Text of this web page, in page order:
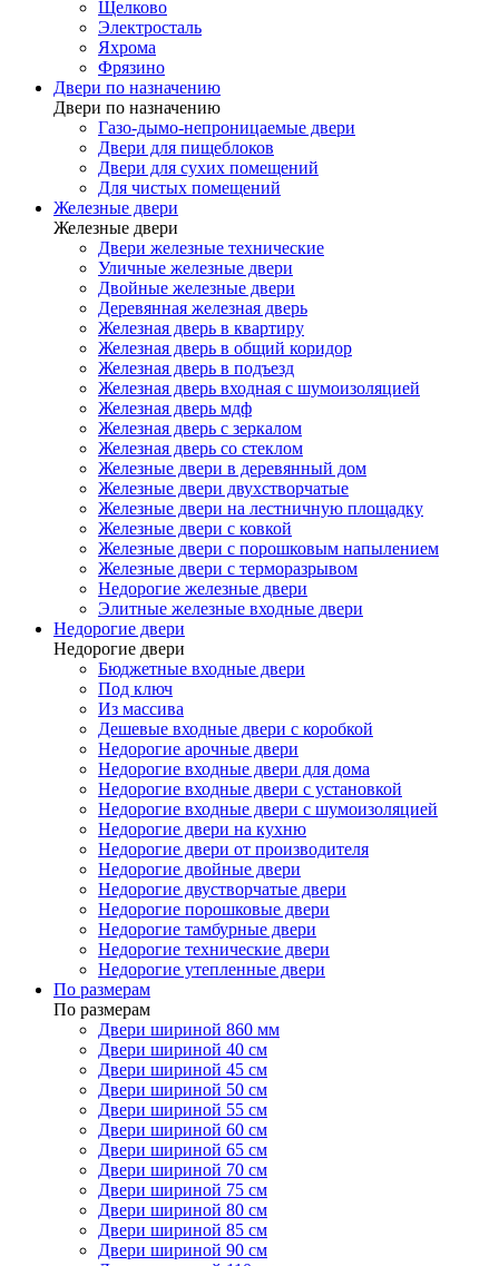
Щелково
Электросталь
Яхрома
Фрязино
Двери по назначению
Двери по назначению
Газо-дымо-непроницаемые двери
Двери для пищеблоков
Двери для сухих помещений
Для чистых помещений
Железные двери
Железные двери
Двери железные технические
Уличные железные двери
Двойные железные двери
Деревянная железная дверь
Железная дверь в квартиру
Железная дверь в общий коридор
Железная дверь в подъезд
Железная дверь входная с шумоизоляцией
Железная дверь мдф
Железная дверь с зеркалом
Железная дверь со стеклом
Железные двери в деревянный дом
Железные двери двухстворчатые
Железные двери на лестничную площадку
Железные двери с ковкой
Железные двери с порошковым напылением
Железные двери с терморазрывом
Недорогие железные двери
Элитные железные входные двери
Недорогие двери
Недорогие двери
Бюджетные входные двери
Под ключ
Из массива
Дешевые входные двери с коробкой
Недорогие арочные двери
Недорогие входные двери для дома
Недорогие входные двери с установкой
Недорогие входные двери с шумоизоляцией
Недорогие двери на кухню
Недорогие двери от производителя
Недорогие двойные двери
Недорогие двустворчатые двери
Недорогие порошковые двери
Недорогие тамбурные двери
Недорогие технические двери
Недорогие утепленные двери
По размерам
По размерам
Двери шириной 860 мм
Двери шириной 40 см
Двери шириной 45 см
Двери шириной 50 см
Двери шириной 55 см
Двери шириной 60 см
Двери шириной 65 см
Двери шириной 70 см
Двери шириной 75 см
Двери шириной 80 см
Двери шириной 85 см
Двери шириной 90 см